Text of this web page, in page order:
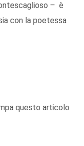
– è
con la poetessa
questo articolo